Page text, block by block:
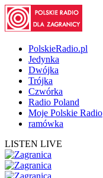
PolskieRadio.pl
Jedynka
Dwójka
Trójka
Czwórka
Radio Poland
Moje Polskie Radio
ramówka
LISTEN LIVE